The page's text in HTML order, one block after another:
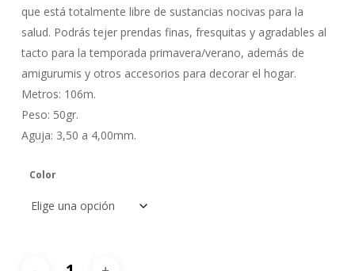
que está totalmente libre de sustancias nocivas para la
salud. Podrás tejer prendas finas, fresquitas y agradables al
tacto para la temporada primavera/verano, además de
amigurumis y otros accesorios para decorar el hogar.
Metros: 106m.
Peso: 50gr.
Aguja: 3,50 a 4,00mm.
Color